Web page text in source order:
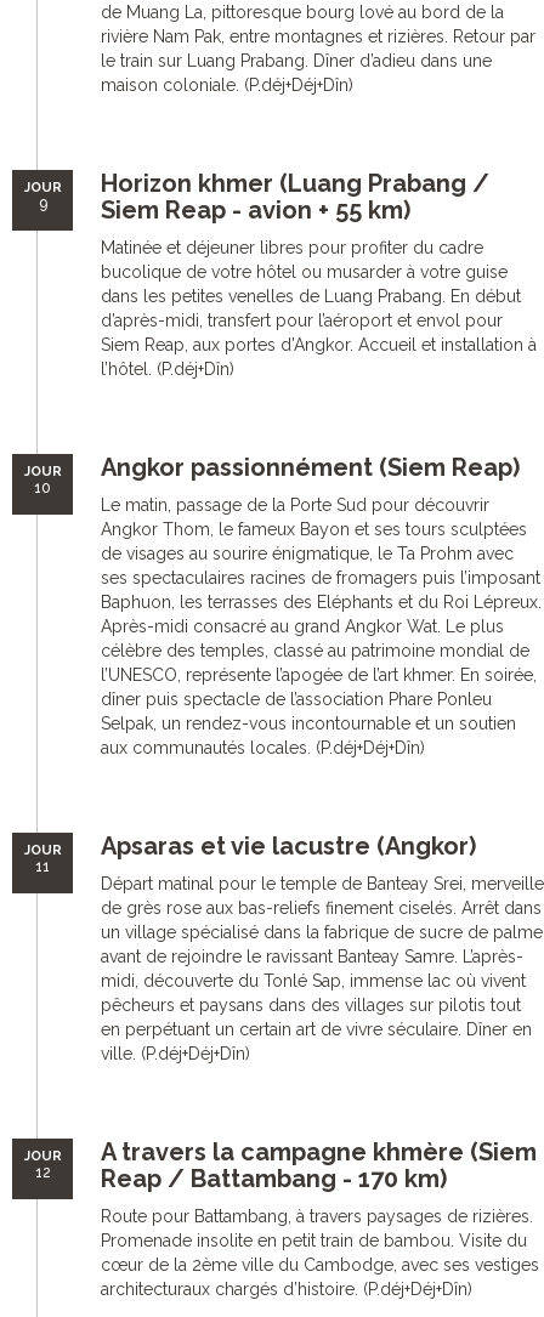
de Muang La, pittoresque bourg lové au bord de la
rivière Nam Pak, entre montagnes et rizières. Retour par
le train sur Luang Prabang. Dîner d’adieu dans une
maison coloniale. (P.déj+Déj+Dîn)
JOUR
9
Horizon khmer (Luang Prabang /
Siem Reap - avion + 55 km)
Matinée et déjeuner libres pour profiter du cadre
bucolique de votre hôtel ou musarder à votre guise
dans les petites venelles de Luang Prabang. En début
d’après-midi, transfert pour l’aéroport et envol pour
Siem Reap, aux portes d’Angkor. Accueil et installation à
l’hôtel. (P.déj+Dîn)
JOUR
10
Angkor passionnément (Siem Reap)
Le matin, passage de la Porte Sud pour découvrir
Angkor Thom, le fameux Bayon et ses tours sculptées
de visages au sourire énigmatique, le Ta Prohm avec
ses spectaculaires racines de fromagers puis l’imposant
Baphuon, les terrasses des Eléphants et du Roi Lépreux.
Après-midi consacré au grand Angkor Wat. Le plus
célèbre des temples, classé au patrimoine mondial de
l’UNESCO, représente l’apogée de l’art khmer. En soirée,
dîner puis spectacle de l’association Phare Ponleu
Selpak, un rendez-vous incontournable et un soutien
aux communautés locales. (P.déj+Déj+Dîn)
JOUR
11
Apsaras et vie lacustre (Angkor)
Départ matinal pour le temple de Banteay Srei, merveille
de grès rose aux bas-reliefs finement ciselés. Arrêt dans
un village spécialisé dans la fabrique de sucre de palme
avant de rejoindre le ravissant Banteay Samre. L’après-
midi, découverte du Tonlé Sap, immense lac où vivent
pêcheurs et paysans dans des villages sur pilotis tout
en perpétuant un certain art de vivre séculaire. Dîner en
ville. (P.déj+Déj+Dîn)
JOUR
12
A travers la campagne khmère (Siem
Reap / Battambang - 170 km)
Route pour Battambang, à travers paysages de rizières.
Promenade insolite en petit train de bambou. Visite du
cœur de la 2ème ville du Cambodge, avec ses vestiges
architecturaux chargés d’histoire. (P.déj+Déj+Dîn)